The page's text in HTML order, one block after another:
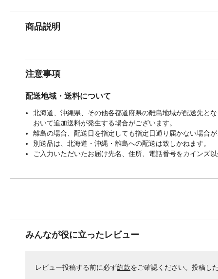
商品説明
注意事項
配送地域・送料について
北海道、沖縄県、その他各都道府県の離島地域が配送先と
おいて追加送料が発生する場合がございます。
離島の場合、配送日を指定しても指定日通り届かない場合
別送品は、北海道・沖縄・離島への配送は致しかねます。
ご入力いただいたお届け先名、住所、電話番号をカインズ
みんなが役に立ったレビュー
レビュー投稿する前に必ず約款をご確認ください。投稿し